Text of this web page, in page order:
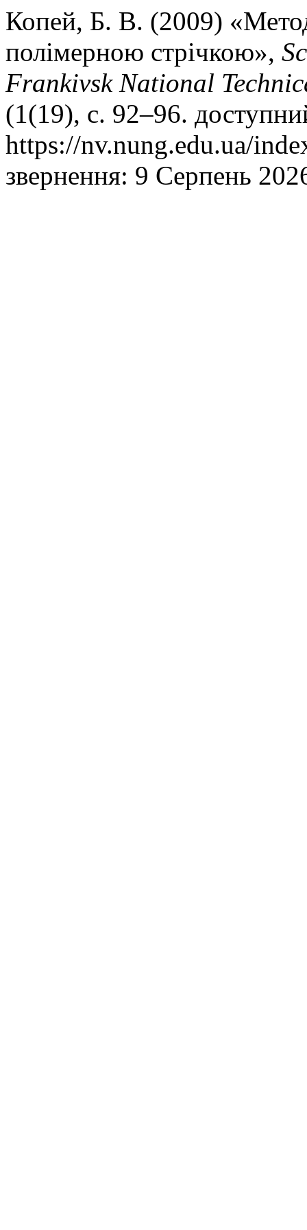
Копей, Б. В. (2009)
полімерною стрічкою»,
Frankivsk National
(1(19), с. 92–96.
https://nv.nung.edu.ua/
звернення: 9 Серпень